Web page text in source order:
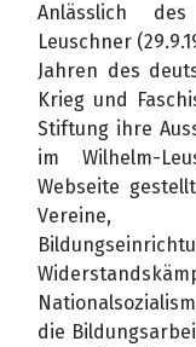
Anlässlich
Leuschner
Jahren des
Krieg und
Stiftung ihre
im Wilhelm-
Webseite
Vereine,
die